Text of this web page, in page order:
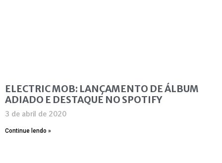
ELECTRIC MOB: LANÇAMENTO DE ÁLBUM
ADIADO E DESTAQUE NO SPOTIFY
3 de abril de 2020
Continue lendo »